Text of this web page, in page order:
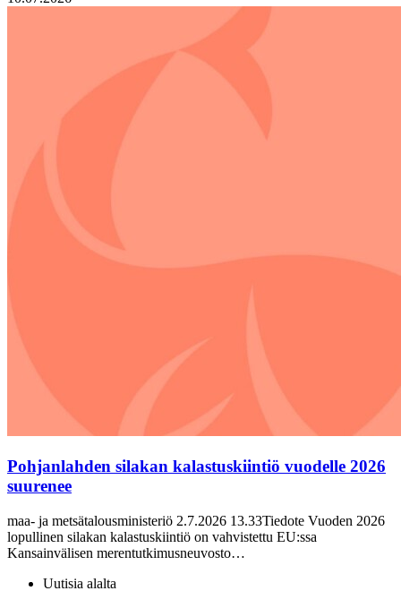
Pohjanlahden silakan kalastuskiintiö vuodelle 2026
suurenee
maa- ja metsätalousministeriö 2.7.2026 13.33Tiedote Vuoden 2026
lopullinen silakan kalastuskiintiö on vahvistettu EU:ssa
Kansainvälisen merentutkimusneuvosto…
Uutisia alalta